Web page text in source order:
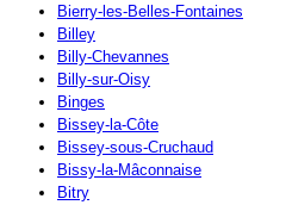
Bierry-les-Belles-Fontaines
Billey
Billy-Chevannes
Billy-sur-Oisy
Binges
Bissey-la-Côte
Bissey-sous-Cruchaud
Bissy-la-Mâconnaise
Bitry